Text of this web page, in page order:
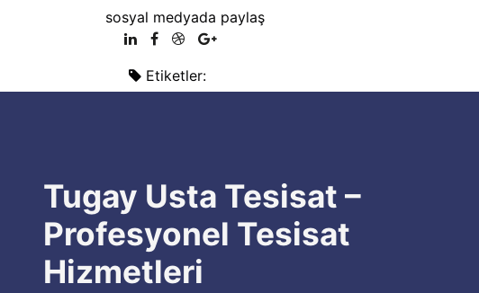
sosyal medyada paylaş
Etiketler:
Tugay Usta Tesisat –
Profesyonel Tesisat
Hizmetleri